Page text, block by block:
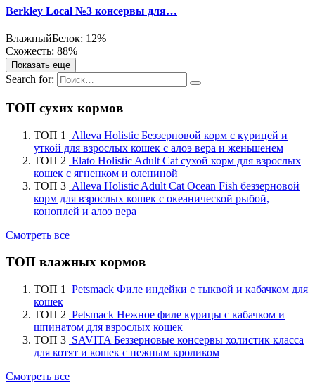
Berkley Local №3 консервы для…
ВлажныйБелок: 12%
Схожесть: 88%
Показать еще
Search for:
ТОП сухих кормов
ТОП 1
Alleva Holistic Беззерновой корм с курицей и
уткой для взрослых кошек с алоэ вера и женьшенем
ТОП 2 Elato Holistic Adult Cat сухой корм для взрослых
кошек с ягненком и олениной
ТОП 3 Alleva Holistic Adult Cat Ocean Fish беззерновой
корм для взрослых кошек с океанической рыбой,
коноплей и алоэ вера
Смотреть все
ТОП влажных кормов
ТОП 1
Petsmack Филе индейки с тыквой и кабачком для
кошек
ТОП 2 Petsmack Нежное филе курицы с кабачком и
шпинатом для взрослых кошек
ТОП 3 SAVITA Беззерновые консервы холистик класса
для котят и кошек с нежным кроликом
Смотреть все